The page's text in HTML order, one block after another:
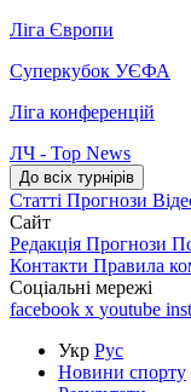
Ліга Європи
Суперкубок УЄФА
Ліга конференцій
ЛЧ - Top News
До всіх турнірів
Статті Прогнози
Сайт
Редакція Прогнози
Контакти Правила
Соціальні мережі
facebook x youtube
Укр Рус
Новини спорту